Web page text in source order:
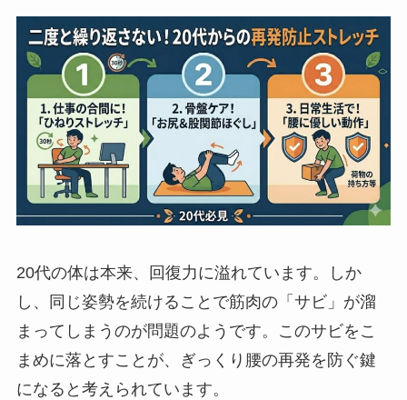
20代の体は本来、回復力に溢れています。しか
し、同じ姿勢を続けることで筋肉の「サビ」が溜
まってしまうのが問題のようです。このサビをこ
まめに落とすことが、ぎっくり腰の再発を防ぐ鍵
になると考えられています。